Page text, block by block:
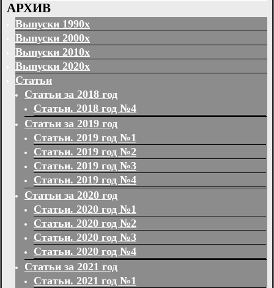
АРХИВ
Выпуски 1990х
Выпуски 2000х
Выпуски 2010х
Выпуски 2020х
Статьи
Статьи за 2018 год
Статьи. 2018 год №4
Статьи за 2019 год
Статьи. 2019 год №1
Статьи. 2019 год №2
Статьи. 2019 год №3
Статьи. 2019 год №4
Статьи за 2020 год
Статьи. 2020 год №1
Статьи. 2020 год №2
Статьи. 2020 год №3
Статьи. 2020 год №4
Статьи за 2021 год
Статьи. 2021 год №1